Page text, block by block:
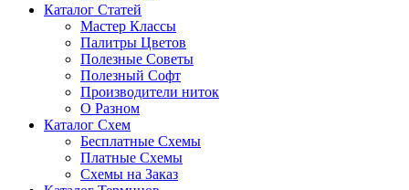
Каталог Статей
Мастер Классы
Палитры Цветов
Полезные Советы
Полезный Софт
Производители ниток
О Разном
Каталог Схем
Бесплатные Схемы
Платные Схемы
Схемы на Заказ